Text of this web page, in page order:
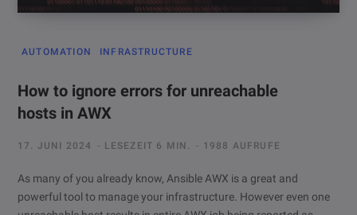
AUTOMATION INFRASTRUCTURE
How to ignore errors for unreachable
hosts in AWX
17. JUNI 2024 LESEZEIT 6 MIN. 1988 AUFRUFE
As many of you already know, Ansible AWX is a great and
powerful tool to manage your infrastructure. However even one